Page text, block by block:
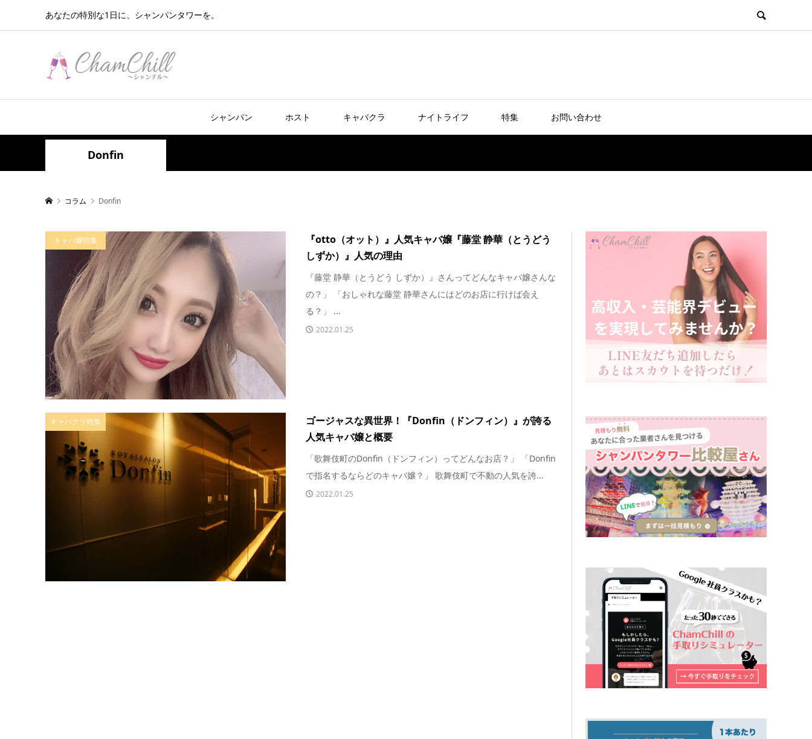
あなたの特別な1日に、シャンパンタワーを。
シャンパン ホスト キャバクラ ナイトライフ 特集 お問い合わせ
Donfin
コラム Donfin
キャバ嬢特集
『otto（オット）』人気キャバ嬢『藤堂 静華（とうどう
しずか）』人気の理由
『藤堂 静華（とうどう しずか）』さんってどんなキャバ嬢さんな
の？」 「おしゃれな藤堂 静華さんにはどのお店に行けば会え
る？」 ...
2022.01.25
キャバクラ特集
ゴージャスな異世界！『Donfin（ドンフィン）』が誇る
人気キャバ嬢と概要
「歌舞伎町のDonfin（ドンフィン）ってどんなお店？」 「Donfin
で指名するならどのキャバ嬢？」 歌舞伎町で不動の人気を誇...
2022.01.25